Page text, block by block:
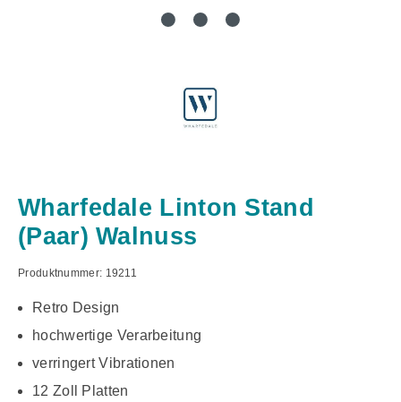
Wharfedale Linton Stand
(Paar) Walnuss
Produktnummer: 19211
Retro Design
hochwertige Verarbeitung
verringert Vibrationen
12 Zoll Platten